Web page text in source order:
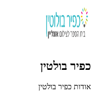
כפיר בולטין
אודות כפיר בולטין